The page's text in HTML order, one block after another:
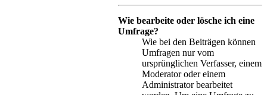
Wie bearbeite oder lösche ich eine
Umfrage?
Wie bei den Beiträgen können
Umfragen nur vom
ursprünglichen Verfasser, einem
Moderator oder einem
Administrator bearbeitet